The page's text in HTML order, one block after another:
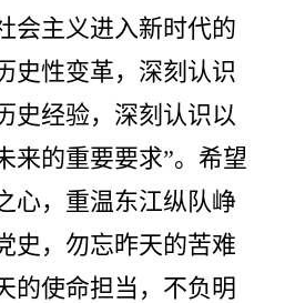
会主义进入新时代的
史性变革，深刻认识
史经验，深刻认识以
来的重要要求”。希望
心，重温东江纵队峥
史，勿忘昨天的苦难
的使命担当，不负明